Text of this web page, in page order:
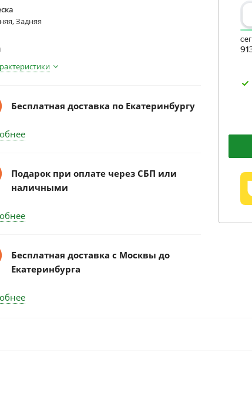
Задняя
Бесплатная доставка по Екатеринбургу
Подарок при оплате через СБП или
наличными
Бесплатная доставка c Москвы до
Екатеринбурга